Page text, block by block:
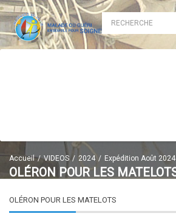
Accueil VIDEOS 2024 Expédition Août 2024
OLÉRON POUR LES
OLÉRON POUR LES MATELOTS